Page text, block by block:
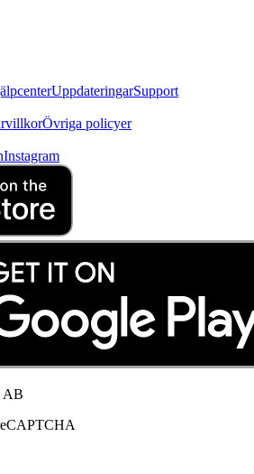
UppdateringarSupport
Övriga policyer
Instagram
AB